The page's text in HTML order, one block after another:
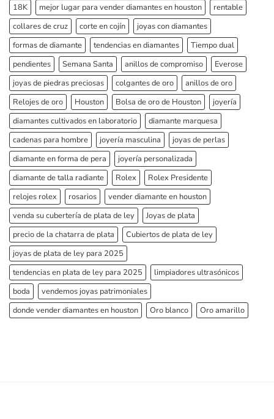
18K mejor lugar para vender diamantes en houston
rentable
collares de cruz
corte en cojín
joyas con diamantes
formas de diamante
tendencias en diamantes
Tiempo dual
pendientes
Semana Santa anillos de compromiso
Everose
joyas de piedras preciosas
colgantes de oro
anillos de oro
Relojes de oro
Houston Bolsa de oro de Houston
joyería
diamantes cultivados en laboratorio
diamante marquesa
cadenas para hombre
joyería masculina
joyas de perlas
diamante en forma de pera
joyería personalizada
diamante de talla radiante
Rolex
Rolex Presidente
relojes rolex
rosarios
vender diamante en houston
venda su cubertería de plata de ley
Joyas de plata
precio de la chatarra de plata
Cubiertos de plata de ley
joyas de plata de ley para 2025
tendencias en plata de ley para 2025
limpiadores ultrasónicos
boda
vendemos joyas patrimoniales
donde vender diamantes en houston
Oro blanco Oro amarillo